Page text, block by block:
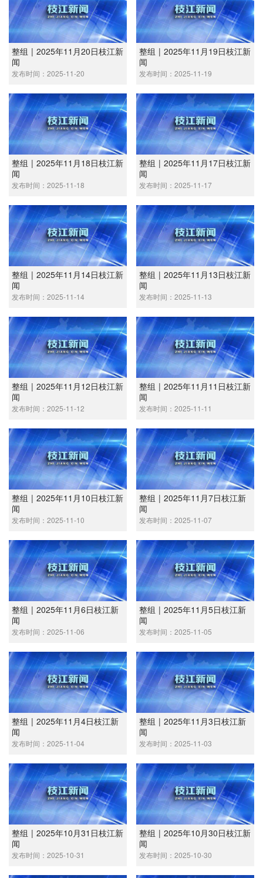
整组 | 2025年11月20日枝江新
闻
发布时间：2025-11-20
整组 | 2025年11月19日枝江新
闻
发布时间：2025-11-19
整组 | 2025年11月18日枝江新
闻
发布时间：2025-11-18
整组 | 2025年11月17日枝江新
闻
发布时间：2025-11-17
整组 | 2025年11月14日枝江新
闻
发布时间：2025-11-14
整组 | 2025年11月13日枝江新
闻
发布时间：2025-11-13
整组 | 2025年11月12日枝江新
闻
发布时间：2025-11-12
整组 | 2025年11月11日枝江新
闻
发布时间：2025-11-11
整组 | 2025年11月10日枝江新
闻
发布时间：2025-11-10
整组 | 2025年11月7日枝江新
闻
发布时间：2025-11-07
整组 | 2025年11月6日枝江新
闻
发布时间：2025-11-06
整组 | 2025年11月5日枝江新
闻
发布时间：2025-11-05
整组 | 2025年11月4日枝江新
闻
发布时间：2025-11-04
整组 | 2025年11月3日枝江新
闻
发布时间：2025-11-03
整组 | 2025年10月31日枝江新
闻
发布时间：2025-10-31
整组 | 2025年10月30日枝江新
闻
发布时间：2025-10-30